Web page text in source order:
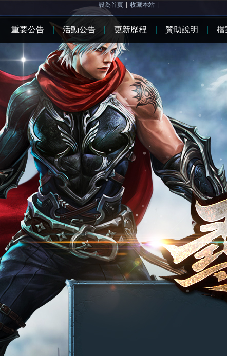
設為首頁 收藏本站